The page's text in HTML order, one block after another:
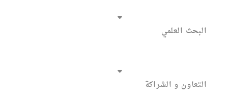
البحث العلمي
التعاون و الشراكة